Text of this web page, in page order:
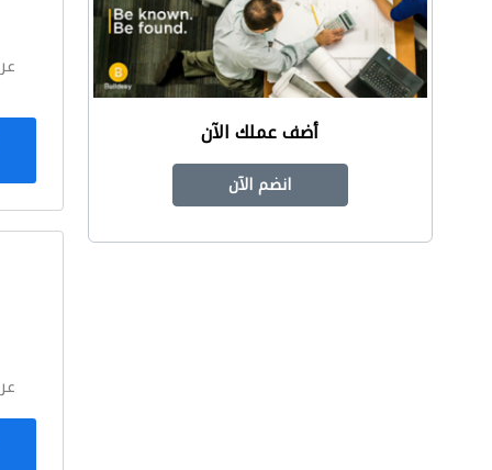
أضف عملك الآن
انضم الآن